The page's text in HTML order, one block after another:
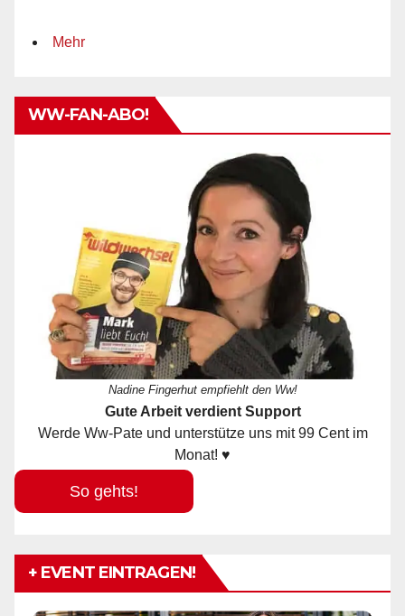
Mehr
WW-FAN-ABO!
Nadine Fingerhut empfiehlt den Ww!
Gute Arbeit verdient Support
Werde Ww-Pate und unterstütze uns mit 99 Cent im
Monat! ♥
So gehts!
+ EVENT EINTRAGEN!